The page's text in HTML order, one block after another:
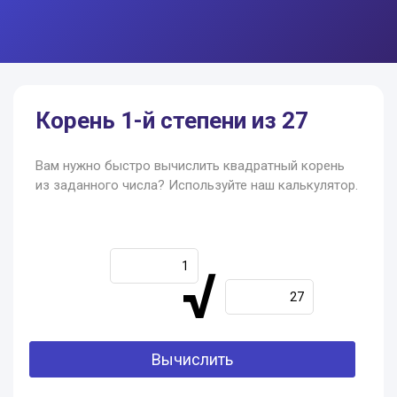
Корень 1-й степени из 27
Вам нужно быстро вычислить квадратный корень
из заданного числа? Используйте наш калькулятор.
√